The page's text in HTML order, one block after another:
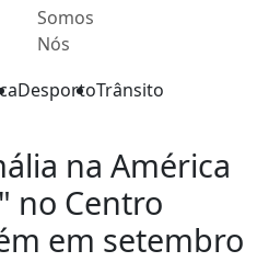
Somos
Nós
DesportoTrânsito
na América
no Centro
em setembro